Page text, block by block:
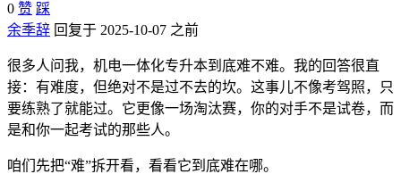
0 赞 踩
余季辞 回复于 2025-10-07 之前
很多人问我，机电一体化专升本到底难不难。我的回答很直
接：有难度，但绝对不是过不去的坎。这事儿不像考驾照，只
要练熟了就能过。它更像一场淘汰赛，你的对手不是试卷，而
是和你一起考试的那些人。
咱们先把“难”拆开看，看看它到底难在哪。